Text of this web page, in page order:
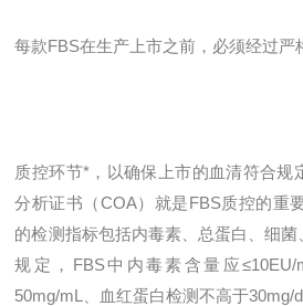
每款FBS在生产上市之前，必须经过严
质控环节*，以确保上市的血清符合规
分析证书（COA）就是FBS质控的重
的检测指标包括内毒素、总蛋白、细
规定，FBS中内毒素含量应
50mg/mL、血红蛋白检测不高于30mg/